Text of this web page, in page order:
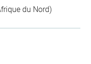
du Nord)